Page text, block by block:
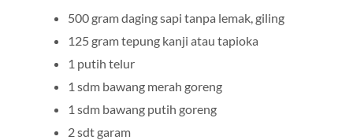
500 gram daging sapi tanpa lemak, giling
125 gram tepung kanji atau tapioka
1 putih telur
1 sdm bawang merah goreng
1 sdm bawang putih goreng
2 sdt garam